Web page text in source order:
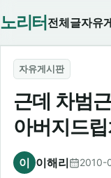
노리터 전체글자유
자유게시판
근데 차범
아버지드
이 이해리 2010-